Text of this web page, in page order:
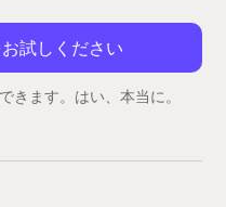
試しください
きます。はい、本当に。